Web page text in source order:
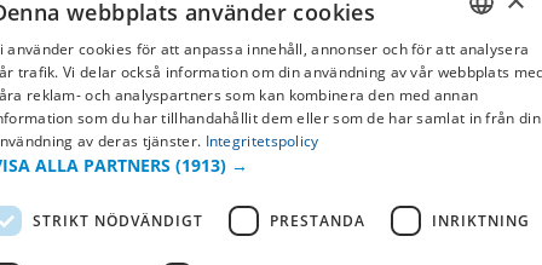
SWEDISH
FI
webbplats använder cookies
använder cookies för att anpassa innehåll, annonser och för att analysera
trafik. Vi delar också information om din användning av vår webbplats
reklam- och analyspartners som kan kombinera den med annan
som du har tillhandahållit dem eller som de har samlat in från din
av deras tjänster. Integritetspolicy
ALLA PARTNERS (1913) →
STRIKT NÖDVÄNDIGT PRESTANDA INRIKTNING